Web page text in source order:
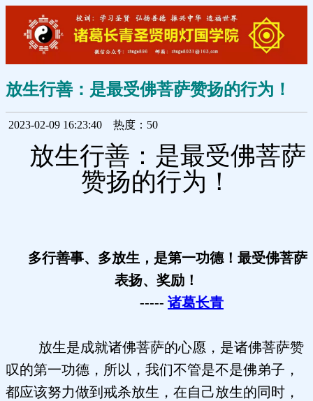
放生行善：是最受佛菩萨赞扬的行为！
2023-02-09 16:23:40 热度：50
放生行善：是最受佛菩萨
赞扬的行为！
多行善事、多放生，是第一功德！最受佛菩萨
表扬、奖励！
----- 诸葛长青
放生是成就诸佛菩萨的心愿，是诸佛菩萨赞
叹的第一功德，所以，我们不管是不是佛弟子，
都应该努力做到戒杀放生，在自己放生的同时，